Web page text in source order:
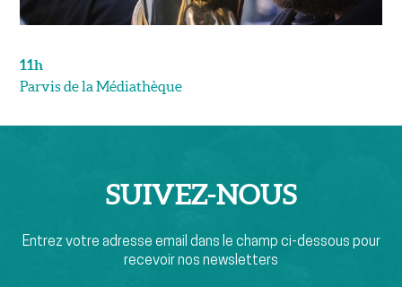
11h
Parvis de la Médiathèque
SUIVEZ-NOUS
Entrez votre adresse email dans le champ ci-dessous pour
recevoir nos newsletters